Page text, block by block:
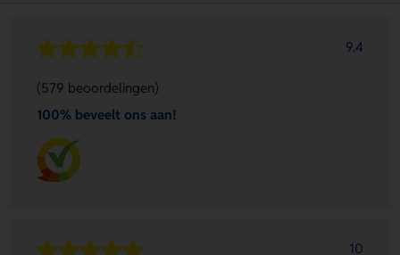
9.4
(579 beoordelingen)
100% beveelt ons aan!
10